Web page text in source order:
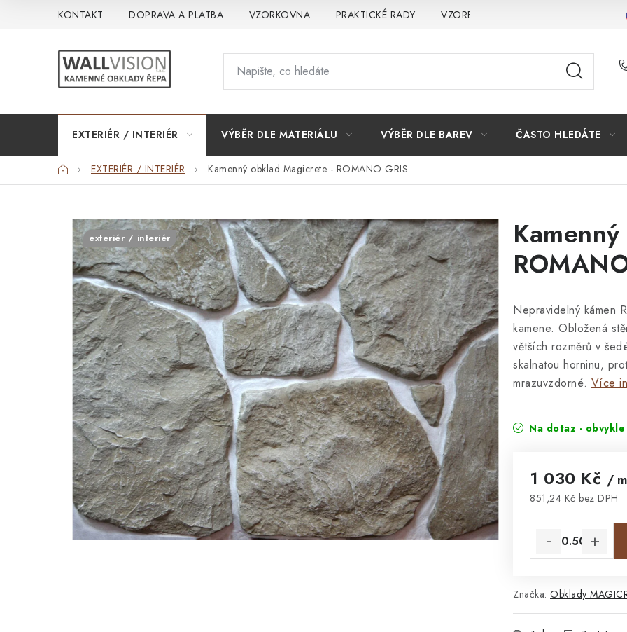
KONTAKT DOPRAVA A PLATBA VZORKOVNA PRAKTICKÉ RADY VZOREK PROČ
EXTERIÉR / INTERIÉR VÝBĚR DLE MATERIÁLU VÝBĚR DLE BAREV ČASTO HLEDÁTE
DomůEXTERIÉR / INTERIÉR Kamenný obklad Magicrete - ROMANO GRIS
Nepravidelný kámen
kamene. Obložená
větších rozměrů v
skalnatou horninu,
mrazuvzdorné. Více
Na dotaz -
1 030 Kč /
851,24 Kč bez DPH
Značka: Obklady
exteriér / interiér